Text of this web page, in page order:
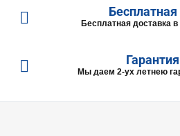
Бесплатная доставка
Мы даем 2-ух летнею